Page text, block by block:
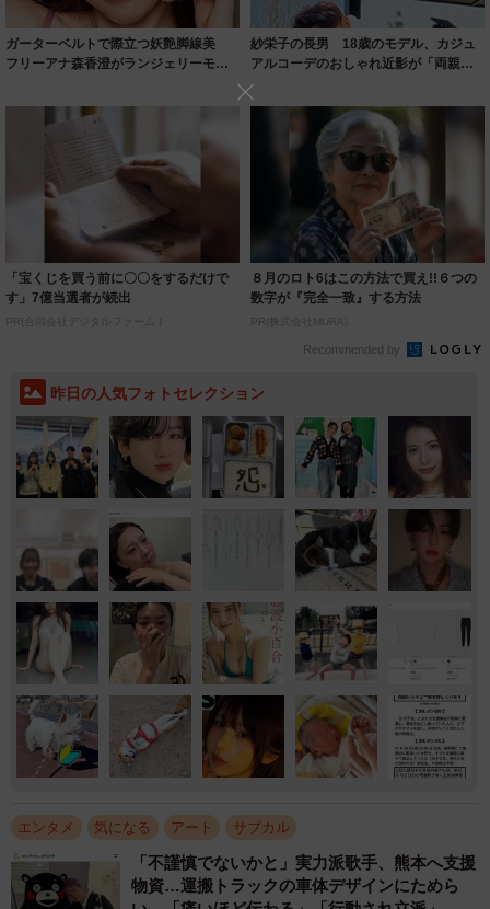
ガーターベルトで際立つ妖艶脚線美
フリーアナ森香澄がランジェリーモデ
紗栄子の長男 18歳のモデル、カジュ
アルコーデのおしゃれ近影が「両親の
いいとこ取...
「宝くじを買う前に〇〇をするだけで
す」7億当選者が続出
PR(合同会社デジタルファーム )
８月のロト6はこの方法で買え!!６つの
数字が『完全一致』する方法
PR(株式会社MURA)
Recommended by
昨日の人気フォトセレクション
エンタメ 気になる アート サブカル
「不謹慎でないかと」実力派歌手、熊本へ支援
物資…運搬トラックの車体デザインにためら